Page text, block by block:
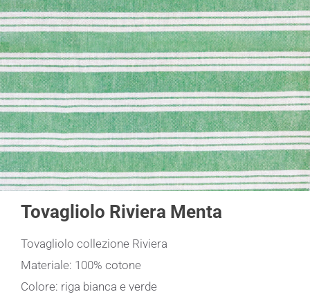
Tovagliolo Riviera Menta
Tovagliolo collezione Riviera
Materiale: 100% cotone
Colore: riga bianca e verde